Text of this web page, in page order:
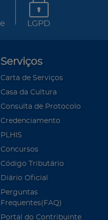
LGPD
Serviços
Carta de Serviços
Casa da Cultura
Consulta de Protocolo
Credenciamento
PLHIS
Concursos
Código Tributário
Diário Oficial
Perguntas
Frequentes(FAQ)
Portal do Contribuinte